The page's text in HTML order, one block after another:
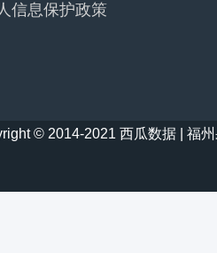
信息保护政策
© 2014-2021 西瓜数据 | 福